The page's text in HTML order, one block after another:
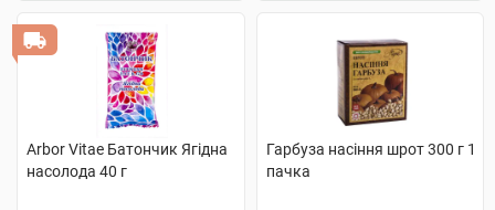
Arbor Vitae Батончик Ягідна
насолода 40 г
Гарбуза насіння шрот 300 г 1
пачка